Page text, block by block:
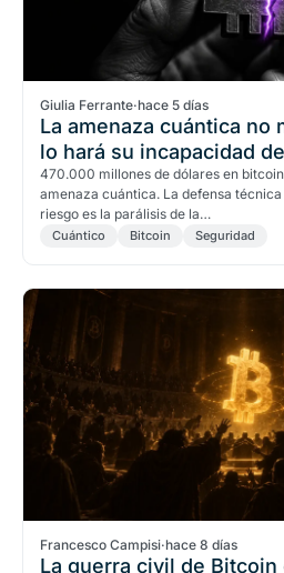
Giulia Ferrante·hace 5 días
La amenaza cuántica no
lo hará su incapacidad
470.000 millones de dólares en
amenaza cuántica. La defensa
riesgo es la parálisis de la…
Cuántico Bitcoin Seguridad
Francesco Campisi·hace 8 días
La guerra civil de